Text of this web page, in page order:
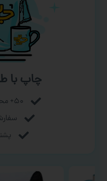
چاپ با
۵۰+ محصول قابل چاپ